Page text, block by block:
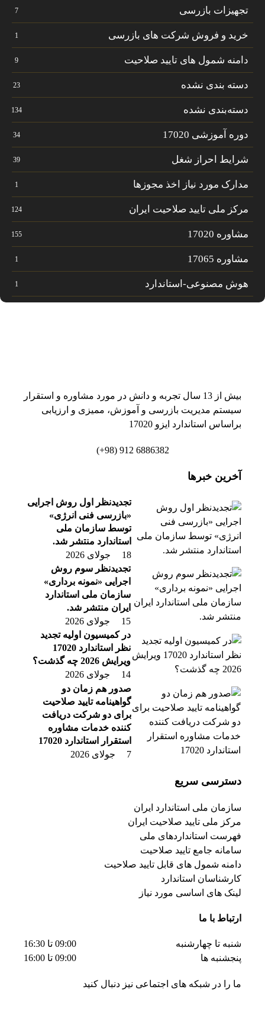
تجهیزات بازرسی 7
خرید و فروش شرکت های بازرسی 1
دامنه شمول های تایید صلاحیت 9
دسته بندی نشده 23
دسته‌بندی نشده 134
دوره آموزشی 17020 34
شرایط احراز شغل 39
مدارک مورد نیاز اخذ مجوزها 1
مرکز ملی تایید صلاحیت ایران 124
مشاوره 17020 155
مشاوره 17065 1
هوش مصنوعی-استاندارد 1
بیش از 13 سال تجربه و دانش در مورد مشاوره و استقرار
سیستم مدیریت بازرسی و آموزش، ممیزی و ارزیابی
براساس استاندارد ایزو 17020
6886382 912 (98+)
آخرین خبرها
تجدیدنظر اول روش اجرایی
«بازرسی فنی انرژی»
توسط سازمان ملی
استاندارد منتشر شد.
18 جولای 2026
تجدیدنظر سوم روش
اجرایی «نمونه برداری»
سازمان ملی استاندارد
ایران منتشر شد.
15 جولای 2026
در کمیسیون اولیه تجدید
نظر استاندارد 17020
ویرایش 2026 چه گذشت؟
14 جولای 2026
صدور هم زمان دو
گواهینامه تایید صلاحیت
برای دو شرکت دریافت
کننده خدمات مشاوره
استقرار استاندارد 17020
7 جولای 2026
دسترسی سریع
سازمان ملی استاندارد ایران
مرکز ملی تایید صلاحیت ایران
فهرست استانداردهای ملی
سامانه جامع تایید صلاحیت
دامنه شمول های قابل تایید صلاحیت
کارشناسان استاندارد
لینک های اساسی مورد نیاز
ارتباط با ما
شنبه تا چهارشنبه
09:00 تا 16:30
پنجشنبه ها
09:00 تا 16:00
ما را در شبکه های اجتماعی نیز دنبال کنید